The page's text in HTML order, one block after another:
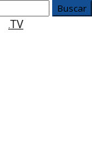
.TV
reformas
y